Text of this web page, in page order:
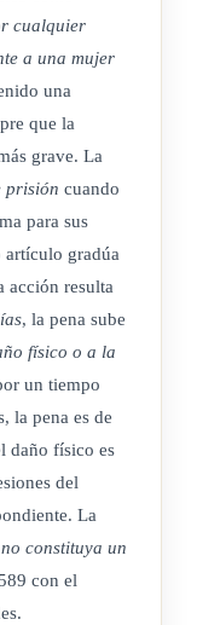
calumniosa.
desde el inicio
protección
la Violencia
las medidas
Nº 7594,Código
imputada el uso
enlazar con la
cualquier
a una mujer
una
que la
grave. La
prisión cuando
para sus
artículo gradúa
acción resulta
, la pena sube
físico o a la
un tiempo
la pena es de
daño físico es
del
La
constituya un
con el